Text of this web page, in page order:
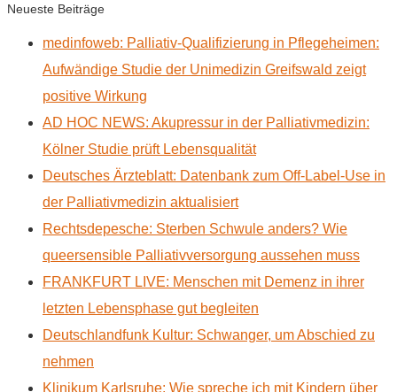
Neueste Beiträge
medinfoweb: Palliativ-Qualifizierung in Pflegeheimen:
Aufwändige Studie der Unimedizin Greifswald zeigt
positive Wirkung
AD HOC NEWS: Akupressur in der Palliativmedizin:
Kölner Studie prüft Lebensqualität
Deutsches Ärzteblatt: Datenbank zum Off-Label-Use in
der Palliativmedizin aktualisiert
Rechtsdepesche: Sterben Schwule anders? Wie
queersensible Palliativversorgung aussehen muss
FRANKFURT LIVE: Menschen mit Demenz in ihrer
letzten Lebensphase gut begleiten
Deutschlandfunk Kultur: Schwanger, um Abschied zu
nehmen
Klinikum Karlsruhe: Wie spreche ich mit Kindern über